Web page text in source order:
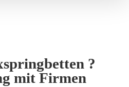
?
mit Firmen